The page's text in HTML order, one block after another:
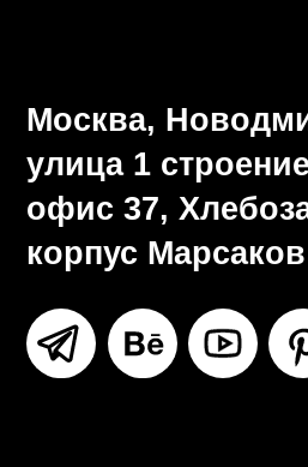
Москва,
улица 1
офис 37,
корпус Марсаков